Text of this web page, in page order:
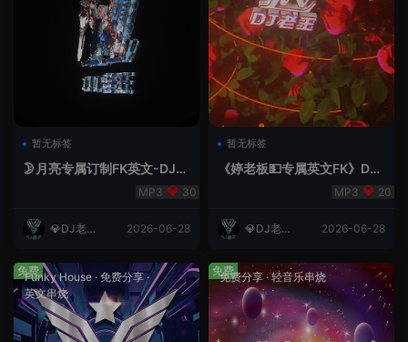
暂无标签
🌛月亮专属订制FK英文-DJ老
30
💎DJ老王
2026-06-28
暂无标签
《婷老板💵专属英文FK》DJ
20
💎DJ老王
2026-06-28
Funky House · 免费分享·
英文串烧
免费 免费分享 ·轻音乐串烧
免费